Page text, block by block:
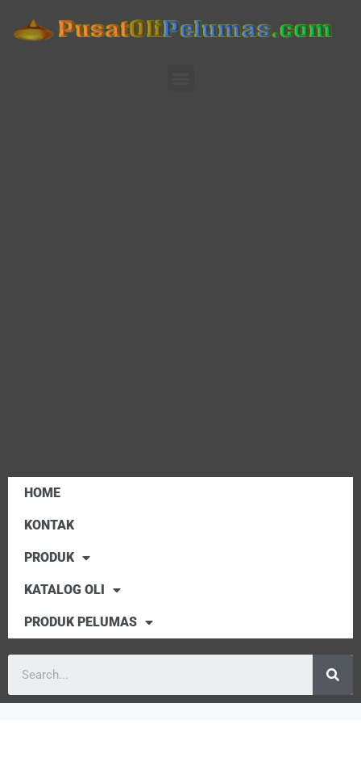
HOME
KONTAK
PRODUK
KATALOG OLI
PRODUK PELUMAS